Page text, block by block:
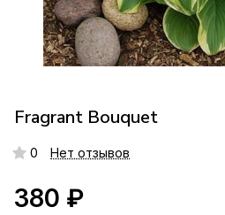
Fragrant Bouquet
0 Нет отзывов
380 ₽